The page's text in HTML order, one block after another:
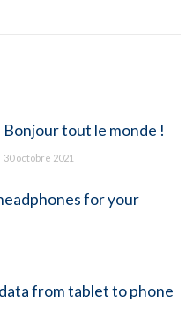
Bonjour tout le monde !
30 octobre 2021
for your
from tablet to phone